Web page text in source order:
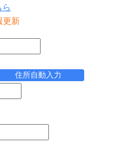
更新
住所自動入力